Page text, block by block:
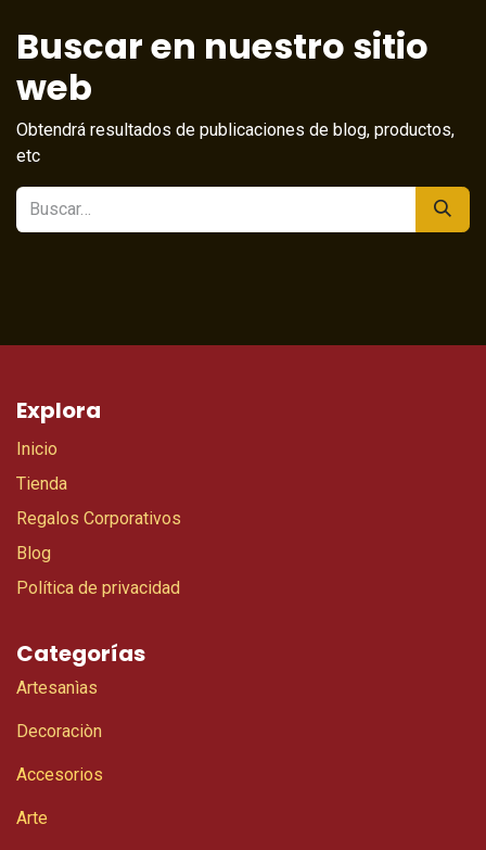
Buscar en nuestro sitio
web
Obtendrá resultados de publicaciones de blog, productos,
etc
Explora
Inicio
Tienda
Regalos Corporativos
Blog
Política de privacidad
Categorías
Artesanìas
Decoraciòn
Accesorios
Arte